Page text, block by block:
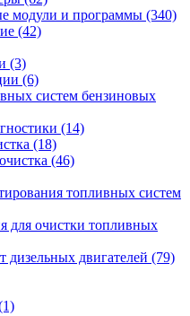
модули и программы (340)
(42)
(3)
(6)
систем бензиновых
(14)
(18)
(46)
топливных систем
для очистки топливных
дизельных двигателей (79)